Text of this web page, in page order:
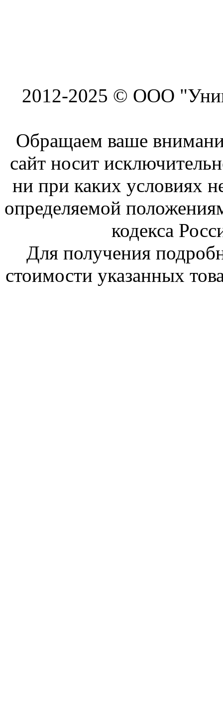
2012-2025 © ООО
Обращаем ваше
сайт носит
ни при каких условиях
определяемой
кодекса
Для получения
стоимости указанных